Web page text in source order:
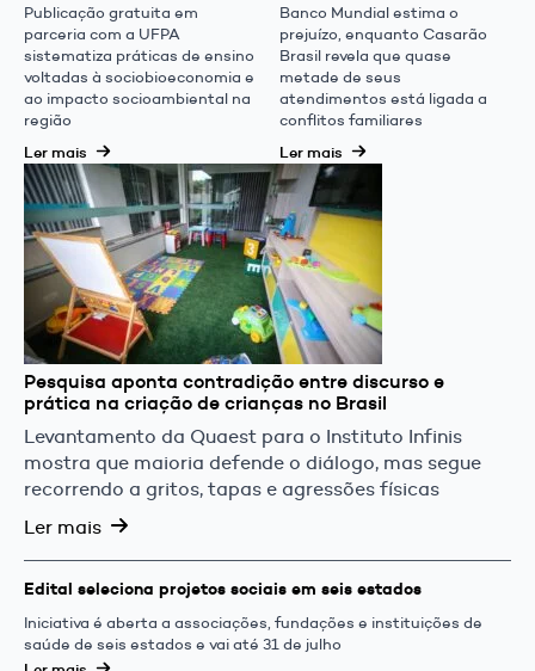
Publicação gratuita em
parceria com a UFPA
sistematiza práticas de ensino
voltadas à sociobioeconomia e
ao impacto socioambiental na
região
Ler mais
Banco Mundial estima o
prejuízo, enquanto Casarão
Brasil revela que quase
metade de seus
atendimentos está ligada a
conflitos familiares
Ler mais
Pesquisa aponta contradição entre discurso e
prática na criação de crianças no Brasil
Levantamento da Quaest para o Instituto Infinis
mostra que maioria defende o diálogo, mas segue
recorrendo a gritos, tapas e agressões físicas
Ler mais
Edital seleciona projetos sociais em seis estados
Iniciativa é aberta a associações, fundações e instituições de
saúde de seis estados e vai até 31 de julho